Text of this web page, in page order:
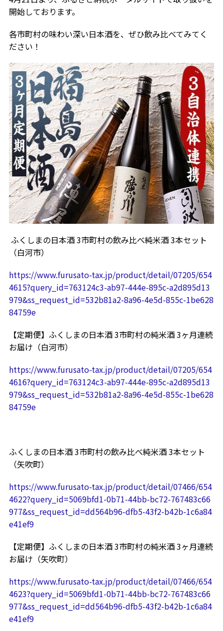
開始しております。
各市町村の味わい深い日本酒を、ぜひ飲み比べてみてく
ださい！
ふくしまの日本酒 3市町村の飲み比べ純米酒 3本セット
（白河市）
https://www.furusato-tax.jp/product/detail/07205/654
4615?query_id=763124c3-ab97-444e-895c-a2d895d13
979&ss_request_id=532b81a2-8a96-4e5d-855c-1be628
84759e
【定期便】ふくしまの日本酒 3市町村の純米酒 3ヶ月連続
お届け（白河市）
https://www.furusato-tax.jp/product/detail/07205/654
4616?query_id=763124c3-ab97-444e-895c-a2d895d13
979&ss_request_id=532b81a2-8a96-4e5d-855c-1be628
84759e
ふくしまの日本酒 3市町村の飲み比べ純米酒 3本セット
（矢吹町）
https://www.furusato-tax.jp/product/detail/07466/654
4622?query_id=5069bfd1-0b71-44bb-bc72-767483c66
977&ss_request_id=dd564b96-dfb5-43f2-b42b-1c6a84
e41ef9
【定期便】ふくしまの日本酒 3市町村の純米酒 3ヶ月連続
お届け（矢吹町）
https://www.furusato-tax.jp/product/detail/07466/654
4623?query_id=5069bfd1-0b71-44bb-bc72-767483c66
977&ss_request_id=dd564b96-dfb5-43f2-b42b-1c6a84
e41ef9